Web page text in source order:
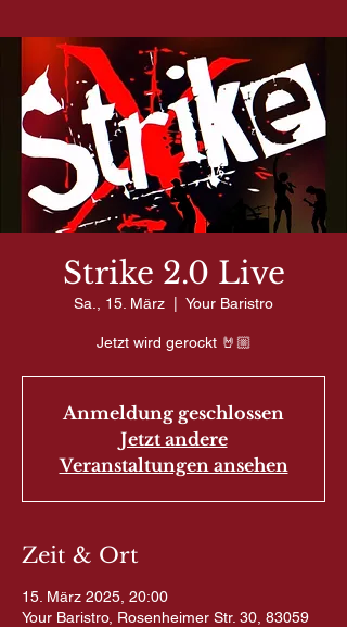
Strike 2.0 Live
Sa., 15. März Your Baristro
Jetzt wird gerockt 🤘🏼
Anmeldung geschlossen
Jetzt andere
Veranstaltungen ansehen
Zeit & Ort
15. März 2025, 20:00
Your Baristro, Rosenheimer Str. 30, 83059